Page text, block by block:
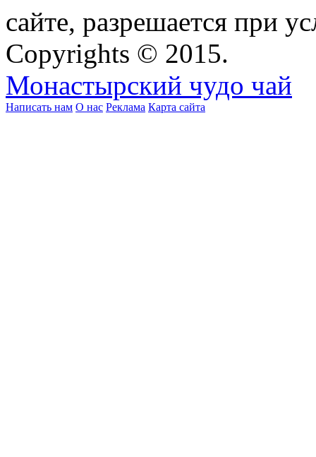
сайте, разрешается при
Copyrights © 2015.
Монастырский чудо чай
Написать нам О нас Реклама Карта сайта